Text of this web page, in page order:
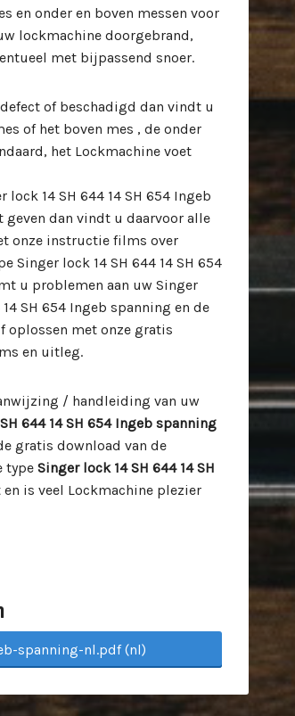
en onder en boven messen voor
lockmachine doorgebrand,
met bijpassend snoer.
of beschadigd dan vindt u
of het boven mes , de onder
het Lockmachine voet
14 SH 644 14 SH 654 Ingeb
dan vindt u daarvoor alle
onze instructie films over
Singer lock 14 SH 644 14 SH 654
u problemen aan uw Singer
SH 654 Ingeb spanning en de
oplossen met onze gratis
en uitleg.
/ handleiding van uw
644 14 SH 654 Ingeb spanning
gratis download van de
type Singer lock 14 SH 644 14 SH
is veel Lockmachine plezier
spanning-nl.pdf (nl)